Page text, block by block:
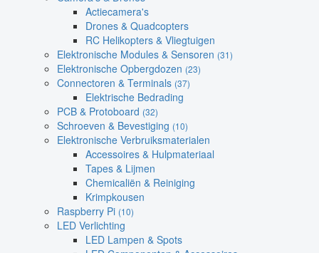
Actiecamera's
Drones & Quadcopters
RC Helikopters & Vliegtuigen
Elektronische Modules & Sensoren (31)
Elektronische Opbergdozen (23)
Connectoren & Terminals (37)
Elektrische Bedrading
PCB & Protoboard (32)
Schroeven & Bevestiging (10)
Elektronische Verbruiksmaterialen
Accessoires & Hulpmateriaal
Tapes & Lijmen
Chemicaliën & Reiniging
Krimpkousen
Raspberry Pi (10)
LED Verlichting
LED Lampen & Spots